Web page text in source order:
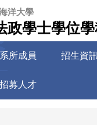
洋大學
政學士學位學
系所成員 招生資
招募人才